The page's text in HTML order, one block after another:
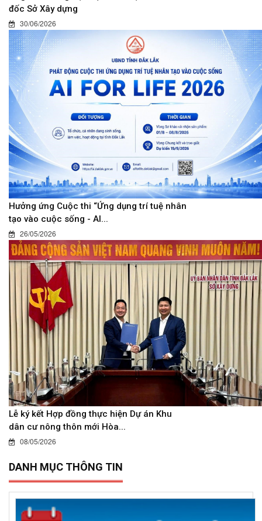
đốc Sở Xây dựng
30/06/2026
Hưởng ứng Cuộc thi “Ứng dụng trí tuệ nhân
tạo vào cuộc sống - AI...
26/05/2026
Lễ ký kết Hợp đồng thực hiện Dự án Khu
dân cư nông thôn mới Hòa...
08/05/2026
DANH MỤC THÔNG TIN